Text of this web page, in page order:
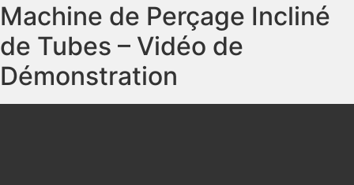
Machine de Perçage Incliné
de Tubes – Vidéo de
Démonstration